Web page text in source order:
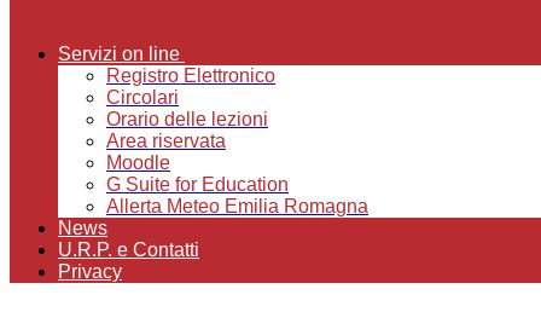
Servizi on line
Registro Elettronico
Circolari
Orario delle lezioni
Area riservata
Moodle
G Suite for Education
Allerta Meteo Emilia Romagna
News
U.R.P. e Contatti
Privacy